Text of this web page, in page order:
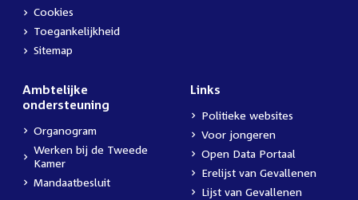
Cookies
Toegankelijkheid
Sitemap
Ambtelijke
ondersteuning
Organogram
Werken bij de Tweede
Kamer
Mandaatbesluit
Links
Politieke websites
Voor jongeren
Open Data Portaal
Erelijst van Gevallenen
Lijst van Gevallenen